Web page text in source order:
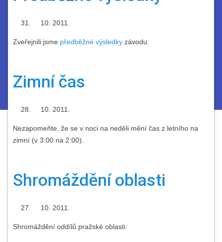
2011.
Zveřejnili jsme předběžné výsledky závodu.
Zimní čas
2011.
Nezapomeňte, že se v noci na neděli mění čas z letního na
zimní (v 3:00 na 2:00).
Shromáždění oblasti
2011.
Shromáždění oddílů pražské oblasti: